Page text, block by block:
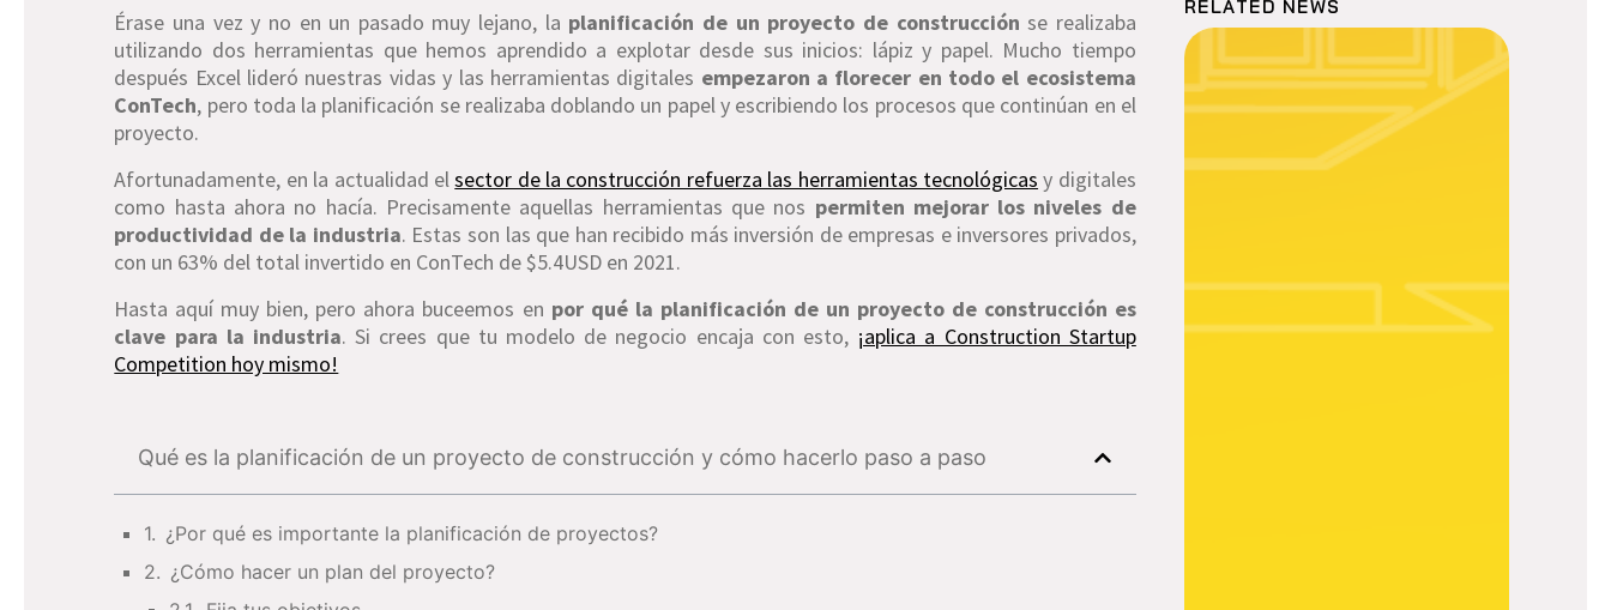
Érase una vez y no en un pasado muy lejano, la planificación de un proyecto de construcción se realizaba
utilizando dos herramientas que hemos aprendido a explotar desde sus inicios: lápiz y papel. Mucho tiempo
después Excel lideró nuestras vidas y las herramientas digitales empezaron a florecer en todo el ecosistema
ConTech, pero toda la planificación se realizaba doblando un papel y escribiendo los procesos que continúan en el
proyecto.
Afortunadamente, en la actualidad elsector de la construcción refuerza las herramientas tecnológicas y digitales
como hasta ahora no hacía. Precisamente aquellas herramientas que nos permiten mejorar los niveles de
productividad de la industria. Estas son las que han recibido más inversión de empresas e inversores privados,
con un 63% del total invertido en ConTech de $5.4USD en 2021.
Hasta aquí muy bien, pero ahora buceemos en por qué la planificación de un proyecto de construcción es
clave para la industria. Si crees que tu modelo de negocio encaja con esto, ¡aplica a Construction Startup
Competition hoy mismo!
Qué es la planificación de un proyecto de construcción y cómo hacerlo paso a paso
¿Por qué es importante la planificación de proyectos?
¿Cómo hacer un plan del proyecto?
RELATED NEWS